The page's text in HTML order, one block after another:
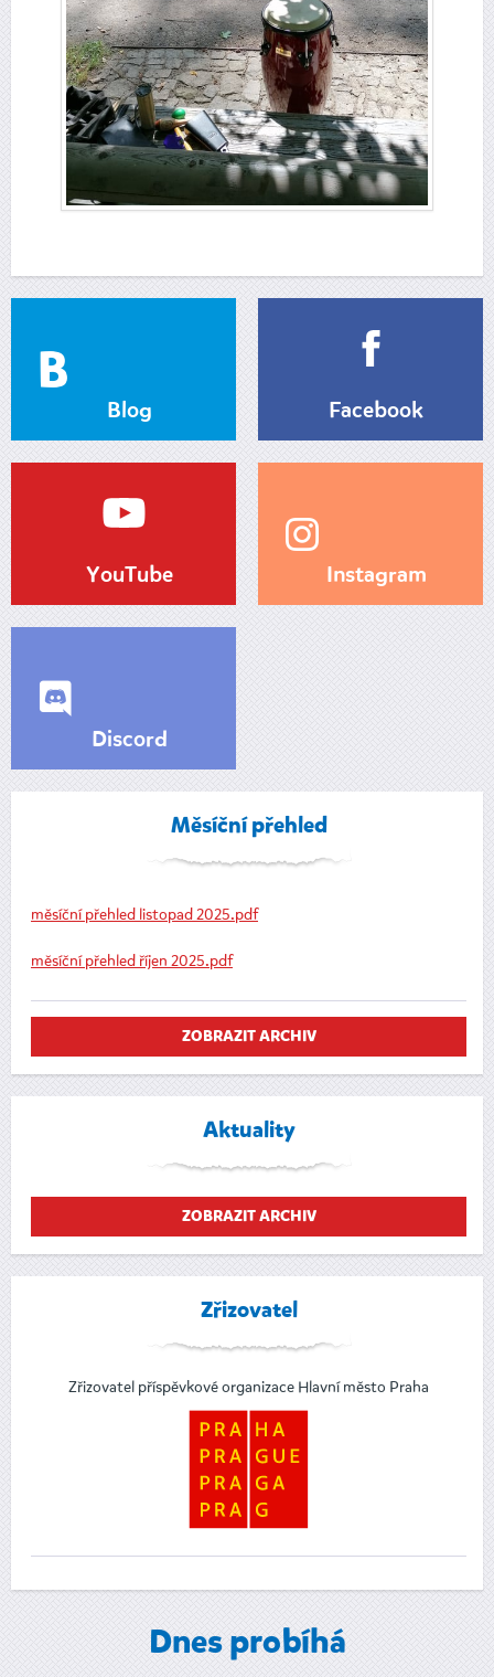
Blog Facebook
YouTube Instagram
Discord
Měsíční přehled
měsíční přehled listopad 2025.pdf
měsíční přehled říjen 2025.pdf
ZOBRAZIT ARCHIV
Aktuality
ZOBRAZIT ARCHIV
Zřizovatel
Zřizovatel příspěvkové organizace Hlavní město Praha
Dnes probíhá